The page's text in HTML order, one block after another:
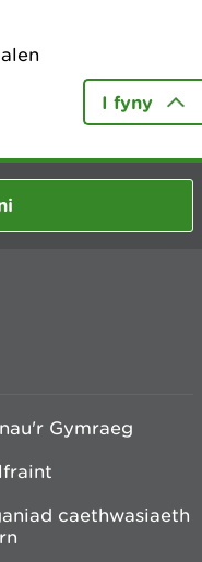
I fyny
Gymraeg
caethwasiaeth